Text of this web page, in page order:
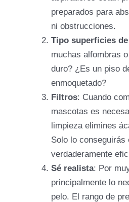
preparados para
ni obstrucciones.
Tipo superficies
muchas alfombras
duro? ¿Es un piso
enmoquetado?
Filtros: Cuando
mascotas es
limpieza elimines
Solo lo conseguirás
verdaderamente
Sé realista: Por
principalmente lo
pelo. El rango de